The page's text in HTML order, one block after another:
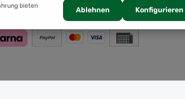
bieten
Ablehnen Konfigurieren